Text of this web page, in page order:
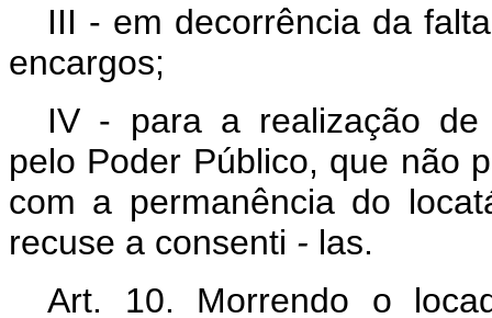
III - em decorrência da
encargos;
IV - para a realização de
pelo Poder Público, que não
com a permanência do
recuse a consenti - las.
Art. 10. Morrendo o